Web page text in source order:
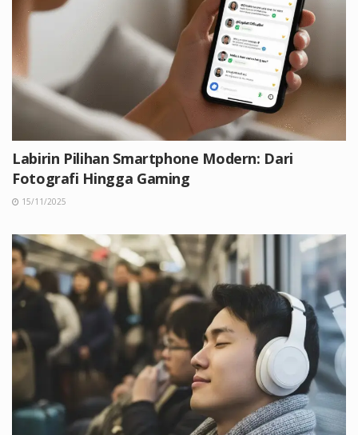
Labirin Pilihan Smartphone Modern: Dari
Fotografi Hingga Gaming
15/11/2025